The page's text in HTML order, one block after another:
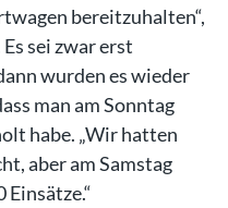
bereitzuhalten“,
sei zwar erst
wurden es wieder
man am Sonntag
habe. „Wir hatten
aber am Samstag
Einsätze.“